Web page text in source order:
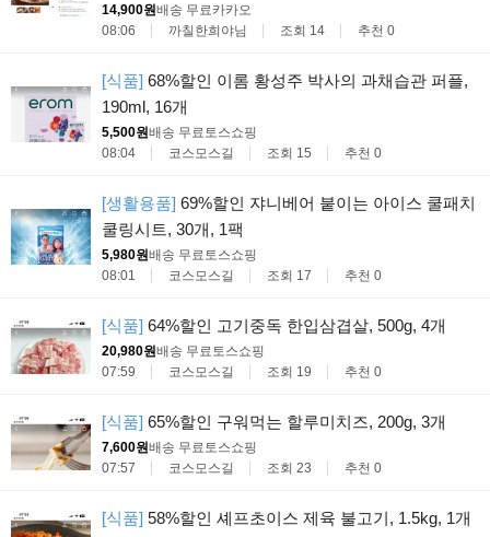
14,900원배송 무료카카오
08:06
까칠한희야님 조회 14 추천 0
[식품] 68%할인 이롬 황성주 박사의 과채습관 퍼플,
190ml, 16개
5,500원배송 무료토스쇼핑
08:04
코스모스길 조회 15 추천 0
[생활용품] 69%할인 쟈니베어 붙이는 아이스 쿨패치
쿨링시트, 30개, 1팩
5,980원배송 무료토스쇼핑
08:01
코스모스길 조회 17 추천 0
[식품] 64%할인 고기중독 한입삼겹살, 500g, 4개
20,980원배송 무료토스쇼핑
07:59
코스모스길 조회 19 추천 0
[식품] 65%할인 구워먹는 할루미치즈, 200g, 3개
7,600원배송 무료토스쇼핑
07:57
코스모스길 조회 23 추천 0
[식품] 58%할인 셰프초이스 제육 불고기, 1.5kg, 1개